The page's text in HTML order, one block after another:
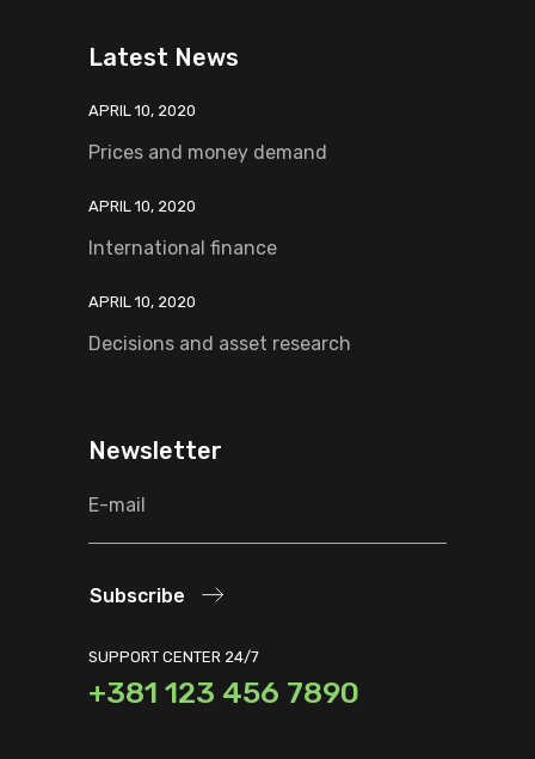
Latest News
APRIL 10, 2020
Prices and money demand
APRIL 10, 2020
International finance
APRIL 10, 2020
Decisions and asset research
Newsletter
Subscribe
SUPPORT CENTER 24/7
+381 123 456 7890